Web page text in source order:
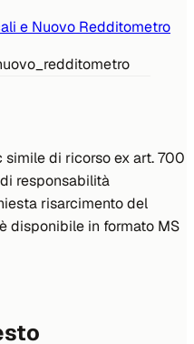
e Nuovo Redditometro
di ricorso ex art. 700
responsabilità
risarcimento del
disponibile in formato MS